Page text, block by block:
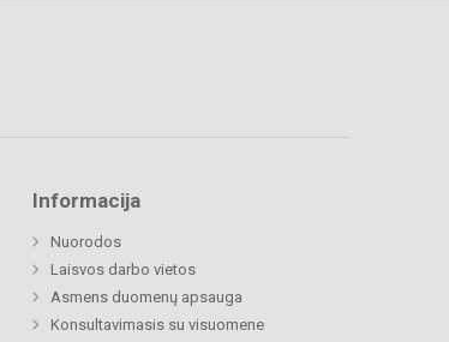
Informacija
Nuorodos
Laisvos darbo vietos
Asmens duomenų apsauga
Konsultavimasis su visuomene